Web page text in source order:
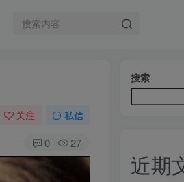
关注 私信
0 27
搜索
近期